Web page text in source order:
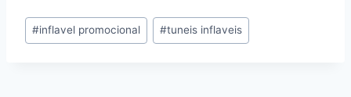
Tags
do
#inflavel promocional #tuneis inflaveis